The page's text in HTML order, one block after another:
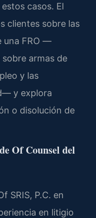
casos. El
clientes sobre las
una FRO —
armas de
y las
y explora
o disolución de
Of Counsel del
SRIS, P.C. en
en litigio